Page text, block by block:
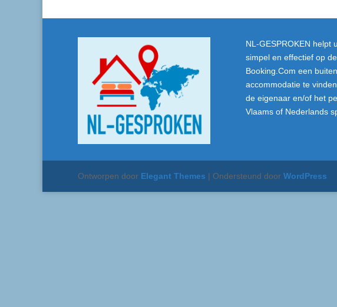
NL-GESPROKEN helpt
simpel en effectief op
Booking.Com een
accommodatie te
de eigenaar en/of het
Vlaams of Nederlands
Ontworpen door Elegant Themes | Ondersteund door WordPress